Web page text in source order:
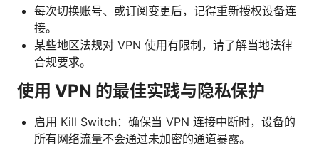
每次切换账号、或订阅变更后，记得重新授权设备连
接。
某些地区法规对 VPN 使用有限制，请了解当地法律
合规要求。
使用 VPN 的最佳实践与隐私保护
启用 Kill Switch：确保当 VPN 连接中断时，设备的
所有网络流量不会通过未加密的通道暴露。